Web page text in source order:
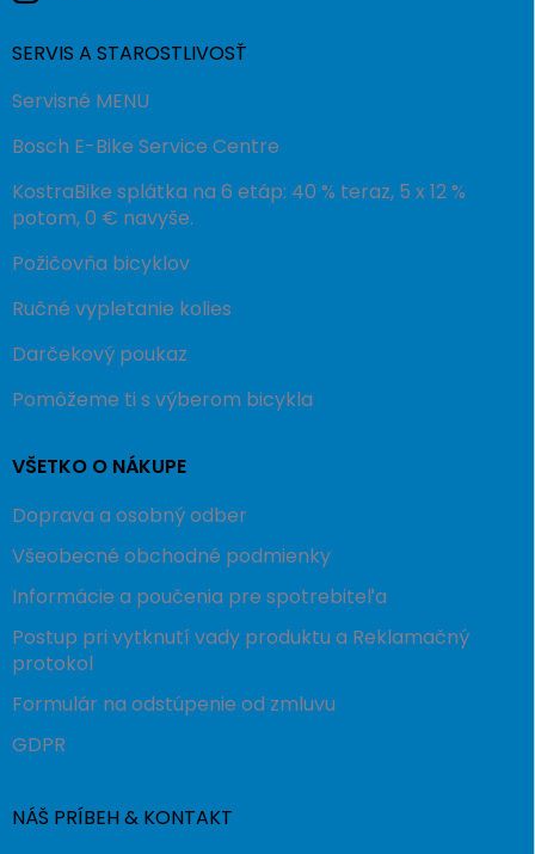
SERVIS A STAROSTLIVOSŤ
Servisné MENU
Bosch E-Bike Service Centre
KostraBike splátka na 6 etáp: 40 % teraz, 5 x 12 %
potom, 0 € navyše.
Požičovňa bicyklov
Ručné vypletanie kolies
Darčekový poukaz
Pomôžeme ti s výberom bicykla
VŠETKO O NÁKUPE
Doprava a osobný odber
Všeobecné obchodné podmienky
Informácie a poučenia pre spotrebiteľa
Postup pri vytknutí vady produktu a Reklamačný
protokol
Formulár na odstúpenie od zmluvu
GDPR
NÁŠ PRÍBEH & KONTAKT